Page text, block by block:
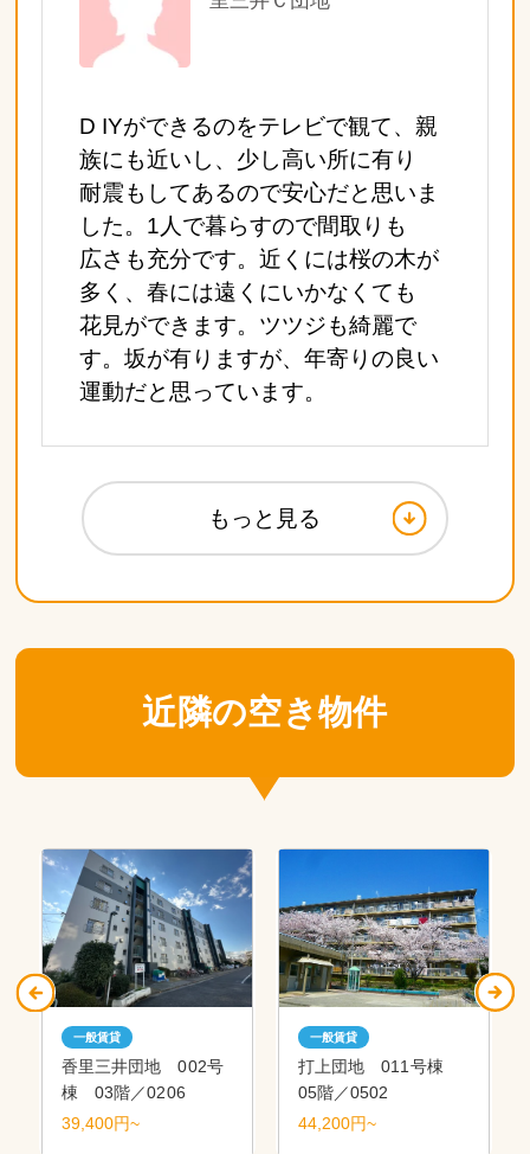
D IYができるのをテレビで観て、親
族にも近いし、少し高い所に有り
耐震もしてあるので安心だと思いま
した。1人で暮らすので間取りも
広さも充分です。近くには桜の木が
多く、春には遠くにいかなくても
花見ができます。ツツジも綺麗で
す。坂が有りますが、年寄りの良い
運動だと思っています。
もっと見る
近隣の空き物件
一般賃貸
香里三井団地 002号
棟 03階／0206
39,400円~
一般賃貸
打上団地 011号棟
05階／0502
44,200円~